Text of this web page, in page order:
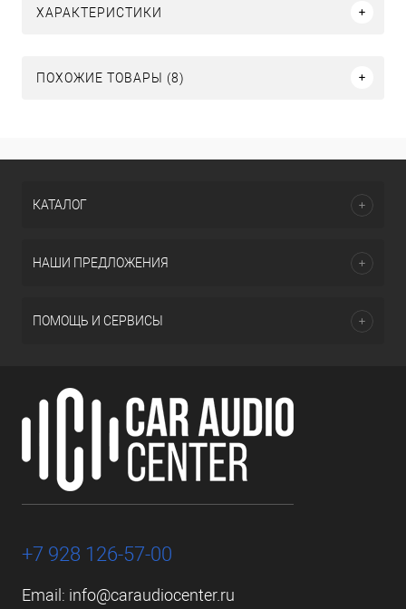
ХАРАКТЕРИСТИКИ
ПОХОЖИЕ ТОВАРЫ (8)
КАТАЛОГ
НАШИ ПРЕДЛОЖЕНИЯ
ПОМОЩЬ И СЕРВИСЫ
+7 928 126-57-00
Email: info@caraudiocenter.ru